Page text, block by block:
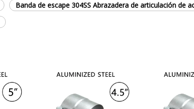
Banda de escape 304SS Abrazadera de articulación de